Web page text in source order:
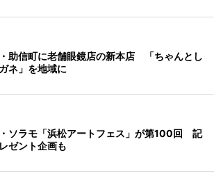
助信町に老舗眼鏡店の新本店 「ちゃんとし
ネ」を地域に
ソラモ「浜松アートフェス」が第100回 記
ゼント企画も